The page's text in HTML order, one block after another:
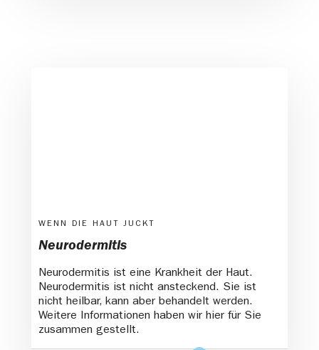
WENN DIE HAUT JUCKT
Neurodermitis
Neurodermitis ist eine Krankheit der Haut.
Neurodermitis ist nicht ansteckend. Sie ist
nicht heilbar, kann aber behandelt werden.
Weitere Informationen haben wir hier für Sie
zusammen gestellt.